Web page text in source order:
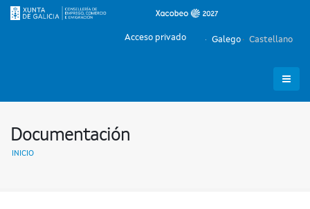
Galego Castellano
Acceso privado
Documentación
INICIO